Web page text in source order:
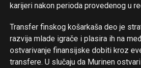
karijeri nakon perioda provedenog u
Transfer finskog košarkaša deo je
razvija mlade igrače i plasira ih na
ostvarivanje finansijske dobiti kroz
transfere. U slučaju da Murinen